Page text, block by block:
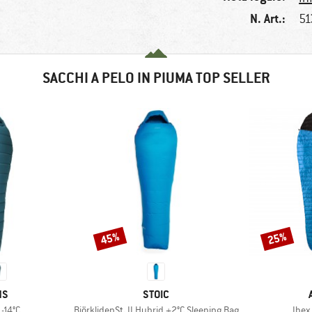
N. Art.:
SACCHI A PELO IN PIUMA TOP SELLER
MARCHIO
STOIC
Articolo
Sconto
45% Sconto
25%